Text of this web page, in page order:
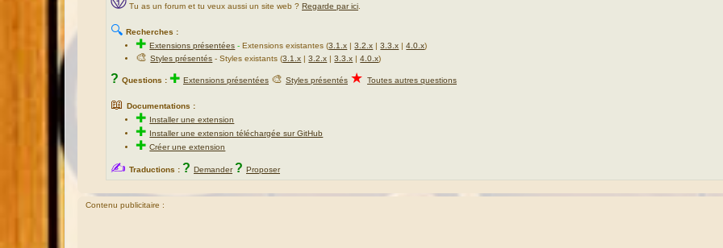
Tu as un forum et tu veux aussi un site web ? Regarde par ici
🔍 Recherches :
✚Extensions présentées -Extensions existantes (3.1.x |3.2.x |3.3.x |4.0.x)
🎨Styles présentés - Styles existants (3.1.x |3.2.x |3.3.x |4.0.x)
? Questions : ✚ Extensions présentées 🎨 Styles présentés ★ Toutes autres questions
📖 Documentations :
✚ Installer une extension
✚ Installer une extension téléchargée sur GitHub
✚Créer une extension
✍ Traductions : ? Demander ? Proposer
Contenu publicitaire :